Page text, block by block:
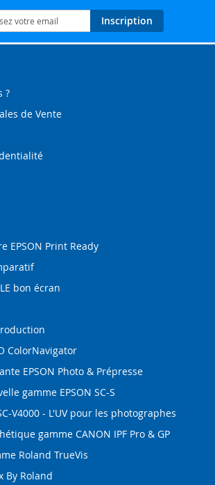
Inscription
?
de Vente
EPSON Print Ready
bon écran
ColorNavigator
EPSON Photo & Prépresse
gamme EPSON SC-S
V4000 - L'UV pour les photographes
gamme CANON IPF Pro & GP
Roland TrueVis
By Roland